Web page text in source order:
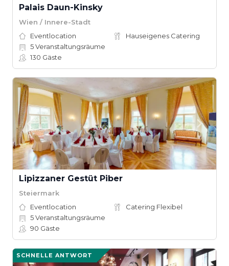
Palais Daun-Kinsky
Wien / Innere-Stadt
Eventlocation
Hauseigenes Catering
5Veranstaltungsräume
130 Gäste
Lipizzaner Gestüt Piber
Steiermark
Eventlocation
Catering Flexibel
5Veranstaltungsräume
90 Gäste
SCHNELLE ANTWORT